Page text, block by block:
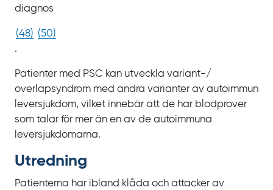
diagnos
(48) (50)
.
Patienter med PSC kan utveckla variant-/‌
overlapsyndrom med andra varianter av autoimmun
leversjukdom, vilket innebär att de har blodprover
som talar för mer än en av de autoimmuna
leversjukdomarna.
Utredning
Patienterna har ibland klåda och attacker av